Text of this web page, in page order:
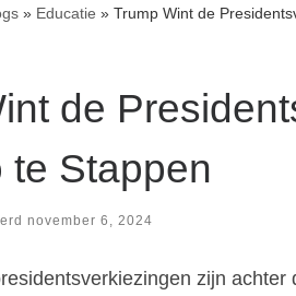
» Educatie » Trump Wint de
de
te Stappen
november 6, 2024
zijn